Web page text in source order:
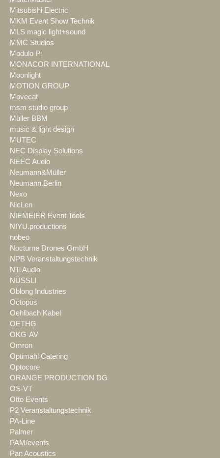
Mitsubishi Electric
MKM Event Show Technik
MLS magic light+sound
MMC Studios
Modulo Pi
MONACOR INTERNATIONAL
Moonlight
MOTION GROUP
Movecat
msm studio group
Müller BBM
music & light design
MUTEC
NEC Display Solutions
NEEC Audio
Neumann&Müller
Neumann.Berlin
Nexo
NicLen
NIEMEIER Event Tools
NIYU.productions
nobeo
Nocturne Drones GmbH
NPB Veranstaltungstechnik
NTi Audio
NÜSSLI
Oblong Industries
Octopus
Oehlbach Kabel
OETHG
OKG-AV
Omron
Optimahl Catering
Optocore
ORANGE PRODUCTION DG
OS-VT
Otto Events
P2 Veranstaltungstechnik
PA-Line
Palmer
PAM/events
Pan Acoustics